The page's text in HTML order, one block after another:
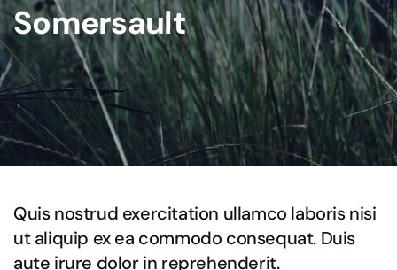
Somersault
Quis nostrud exercitation ullamco laboris nisi
ut aliquip ex ea commodo consequat. Duis
aute irure dolor in reprehenderit.